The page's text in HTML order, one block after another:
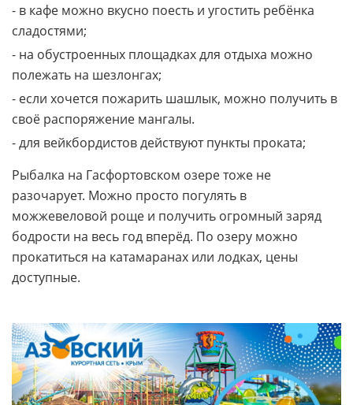
- в кафе можно вкусно поесть и угостить ребёнка
сладостями;
- на обустроенных площадках для отдыха можно
полежать на шезлонгах;
- если хочется пожарить шашлык, можно получить в
своё распоряжение мангалы.
- для вейкбордистов действуют пункты проката;
Рыбалка на Гасфортовском озере тоже не
разочарует. Можно просто погулять в
можжевеловой роще и получить огромный заряд
бодрости на весь год вперёд. По озеру можно
прокатиться на катамаранах или лодках, цены
доступные.